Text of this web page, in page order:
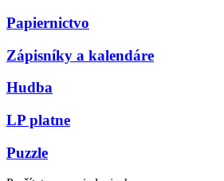
Papiernictvo
Zápisníky a kalendáre
Hudba
LP platne
Puzzle